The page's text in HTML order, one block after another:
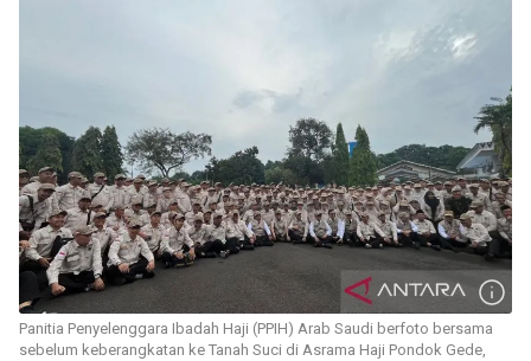
Panitia Penyelenggara Ibadah Haji (PPIH) Arab Saudi berfoto bersama
sebelum keberangkatan ke Tanah Suci di Asrama Haji Pondok Gede,